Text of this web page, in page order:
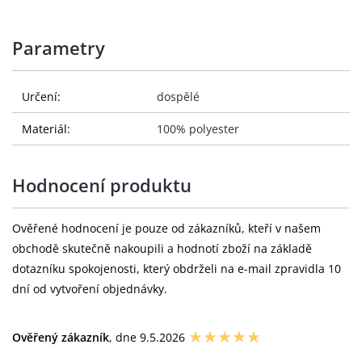
Parametry
Určení: dospělé
Materiál: 100% polyester
Hodnocení produktu
Ověřené hodnocení je pouze od zákazníků, kteří v našem
obchodě skutečně nakoupili a hodnotí zboží na základě
dotazníku spokojenosti, který obdrželi na e-mail zpravidla 10
dní od vytvoření objednávky.
Ověřený zákazník, dne 9.5.2026